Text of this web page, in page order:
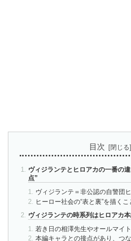
目次
ヴィジランテとヒロアカの一番の
点”
ヴィジランテ＝非公認の自警団
ヒーロー社会の“表と裏”を描く
ヴィジランテの時系列はヒロアカ
若き日の相澤先生やオールマイ
本編キャラとの接点があり、つ